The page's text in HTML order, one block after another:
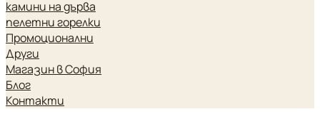
камини на дърва
пелетни горелки
Промоционални
Други
Магазин в София
Блог
Контакти